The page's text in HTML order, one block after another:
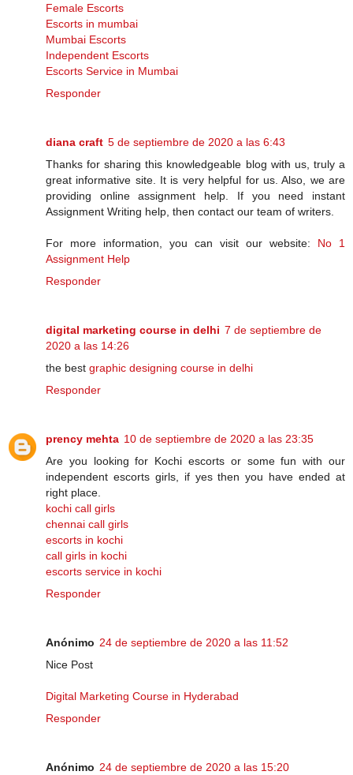
Female Escorts
Escorts in mumbai
Mumbai Escorts
Independent Escorts
Escorts Service in Mumbai
Responder
diana craft 5 de septiembre de 2020 a las 6:43
Thanks for sharing this knowledgeable blog with us, truly a
great informative site. It is very helpful for us. Also, we are
providing online assignment help. If you need instant
Assignment Writing help, then contact our team of writers.
For more information, you can visit our website: No 1
Assignment Help
Responder
digital marketing course in delhi 7 de septiembre de
2020 a las 14:26
the best graphic designing course in delhi
Responder
prency mehta 10 de septiembre de 2020 a las 23:35
Are you looking for Kochi escorts or some fun with our
independent escorts girls, if yes then you have ended at
right place.
kochi call girls
chennai call girls
escorts in kochi
call girls in kochi
escorts service in kochi
Responder
Anónimo 24 de septiembre de 2020 a las 11:52
Nice Post
Digital Marketing Course in Hyderabad
Responder
Anónimo 24 de septiembre de 2020 a las 15:20